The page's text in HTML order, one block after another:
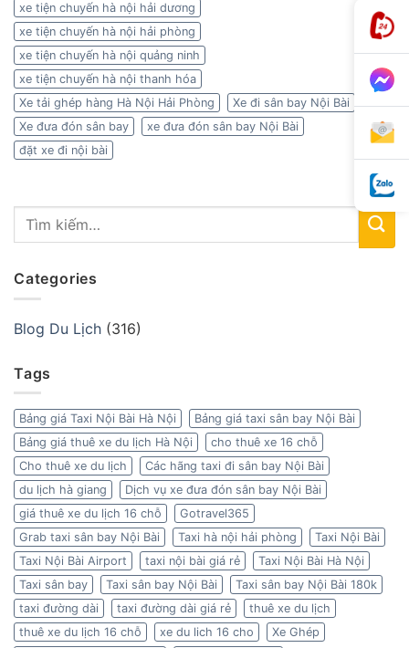
xe tiện chuyến hà nội hải dương
xe tiện chuyến hà nội hải phòng
xe tiện chuyến hà nội quảng ninh
xe tiện chuyến hà nội thanh hóa
Xe tải ghép hàng Hà Nội Hải Phòng
Xe đi sân bay Nội Bài
Xe đưa đón sân bay
xe đưa đón sân bay Nội Bài
đặt xe đi nội bài
Categories
Blog Du Lịch (316)
Tags
Bảng giá Taxi Nội Bài Hà Nội
Bảng giá taxi sân bay Nội Bài
Bảng giá thuê xe du lịch Hà Nội
cho thuê xe 16 chỗ
Cho thuê xe du lịch
Các hãng taxi đi sân bay Nội Bài
du lịch hà giang
Dịch vụ xe đưa đón sân bay Nội Bài
giá thuê xe du lịch 16 chỗ
Gotravel365
Grab taxi sân bay Nội Bài
Taxi hà nội hải phòng
Taxi Nội Bài
Taxi Nội Bài Airport
taxi nội bài giá rẻ
Taxi Nội Bài Hà Nội
Taxi sân bay
Taxi sân bay Nội Bài
Taxi sân bay Nội Bài 180k
taxi đường dài
taxi đường dài giá rẻ
thuê xe du lịch
thuê xe du lịch 16 chỗ
xe du lich 16 cho
Xe Ghép